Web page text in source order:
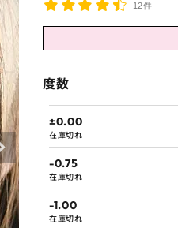
12件
度数
±0.00
在庫切れ
-0.75
在庫切れ
-1.00
在庫切れ